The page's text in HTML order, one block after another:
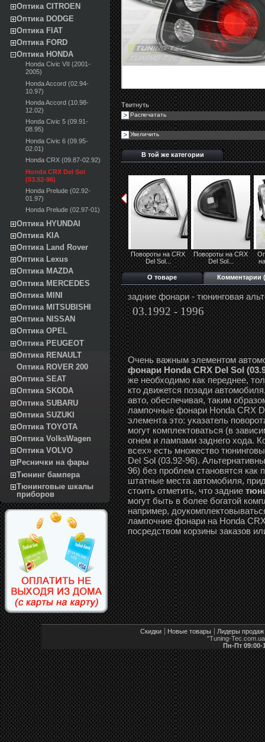
Оптика CITROEN
Оптика DODGE
Оптика FIAT
Оптика FORD
Оптика HONDA
Honda Civic VII (2001-
2005)
Honda Accord (02.94-
10.97)
Honda Accord (10.98-
12.02)
Honda Civic 5 (09.91-
08.95)
Honda Civic 6 (09.95-
02.01)
Honda CRX (09.87-02.92)
Honda CRX Del Sol
(03.92-96)
Honda Prelude (02.92-
01.97)
Honda Prelude (02.97-01)
Оптика HYUNDAI
Оптика KIA
Оптика Land Rover
Оптика Lexus
Оптика MAZDA
Оптика MERCEDES
Оптика MINI
Оптика MITSUBISHI
Оптика NISSAN
Оптика OPEL
Оптика PEUGEOT
Оптика RENAULT
Оптика ROVER 200
Оптика SEAT
Оптика SKODA
Оптика SUBARU
Оптика SUZUKI
Оптика TOYOTA
Оптика VolksWagen
Оптика VOLVO
Реснички на фары
Тюнинг бампера
Тюнинговые шкалы
приборов
Твитнуть
Распечатать
Увеличить
В той же категории
Повороты на CRX
Del Sol...
Повороты на CRX
Del Sol...
О товаре Комментарии
задние фонари - тюнинговая
03.1992 - 1996
Очень важным элементом
фонари Honda CRX Del Sol
же необходимо как переднее,
кто движется позади
авто, обеспечивая, таким
лампочные фонари Honda CRX
элемента это: указатель
могут комплектоваться (в
огнем и лампами заднего хода.
всех» есть множество
Del Sol (03.92-96).
96) без проблем становятся как
штатные места автомобиля,
стоить отметить, что задние
могут быть в более богатой
например,
лампочние фонари на Honda
посредством корзины заказов
Скидки Новые товары
Лидеры продаж
"Tuning-
Пн-Пт 09:00-